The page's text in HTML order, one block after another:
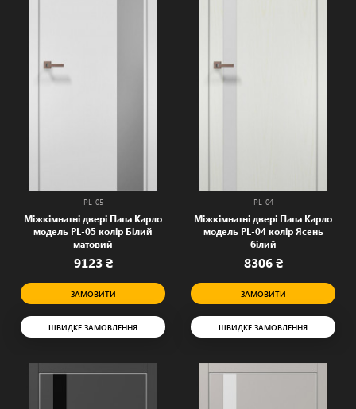
PL-05
Міжкімнатні двері Папа Карло
модель PL-05 колір Білий
матовий
9123 ₴
ЗАМОВИТИ
ШВИДКЕ ЗАМОВЛЕННЯ
PL-04
Міжкімнатні двері Папа Карло
модель PL-04 колір Ясень
білий
8306 ₴
ЗАМОВИТИ
ШВИДКЕ ЗАМОВЛЕННЯ